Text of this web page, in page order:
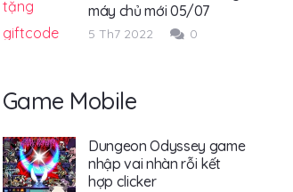
máy chủ mới 05/07
5 Th7 2022 0
Game Mobile
Dungeon Odyssey game
nhập vai nhàn rỗi kết
hợp clicker